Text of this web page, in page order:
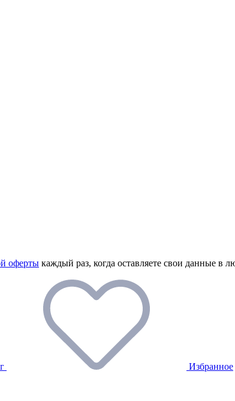
оферты каждый раз, когда оставляете свои данные в
Избранное